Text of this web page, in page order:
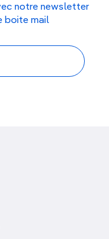
notre newsletter
boite mail